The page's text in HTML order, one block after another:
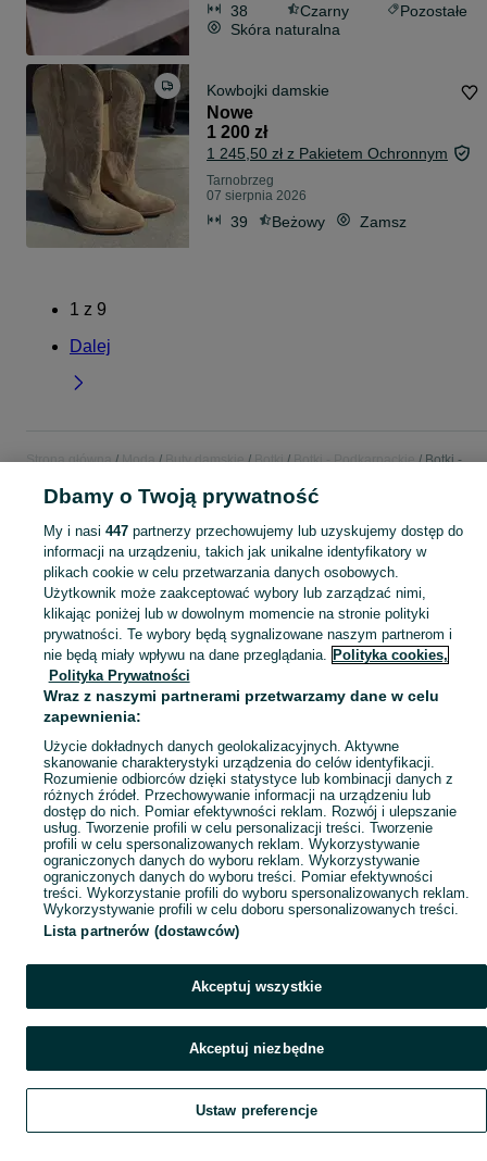
38 Czarny
Pozostałe
Skóra naturalna
Kowbojki damskie
Nowe
1 200 zł
1 245,50 zł z Pakietem Ochronnym
Tarnobrzeg
07 sierpnia 2026
39 Beżowy Zamsz
1 z 9
Dalej
Strona główna Moda Buty damskie Botki Botki - Podkarpackie
Botki -
KATEGORIA
Szeroki wybór botek damskich Tarnobrzeg ▶️ skórzane, na obcasie, zamszowe i jesienne ✅ Nowe i używane w atrakcyjnych cenach ✌ Znajdź oferty na OLX.pl! Zobacz
Mapa kategorii
Mapa miejscowości
Mapa ministron
Szukaj Obserwujesz Dodaj Czat Konto
Dbamy o Twoją prywatność
My i nasi 447partnerzy przechowujemy lub uzyskujemy dostęp do
informacji na urządzeniu, takich jak unikalne identyfikatory w
plikach cookie w celu przetwarzania danych osobowych.
Użytkownik może zaakceptować wybory lub zarządzać nimi,
klikając poniżej lub w dowolnym momencie na stronie polityki
prywatności. Te wybory będą sygnalizowane naszym partnerom i
nie będą miały wpływu na dane przeglądania. Polityka cookies,
Polityka Prywatności
Wraz z naszymi partnerami przetwarzamy dane w celu
zapewnienia:
Użycie dokładnych danych geolokalizacyjnych. Aktywne
skanowanie charakterystyki urządzenia do celów identyfikacji.
Rozumienie odbiorców dzięki statystyce lub kombinacji danych z
różnych źródeł. Przechowywanie informacji na urządzeniu lub
dostęp do nich. Pomiar efektywności reklam. Rozwój i ulepszanie
usług. Tworzenie profili w celu personalizacji treści. Tworzenie
profili w celu spersonalizowanych reklam. Wykorzystywanie
ograniczonych danych do wyboru reklam. Wykorzystywanie
ograniczonych danych do wyboru treści. Pomiar efektywności
treści. Wykorzystanie profili do wyboru spersonalizowanych reklam.
Wykorzystywanie profili w celu doboru spersonalizowanych treści.
Lista partnerów (dostawców)
Akceptuj wszystkie
Akceptuj niezbędne
Ustaw preferencje